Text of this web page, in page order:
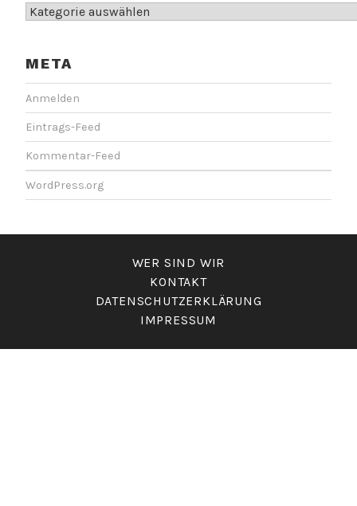
Kategorien
META
Anmelden
Eintrags-Feed
Kommentar-Feed
WordPress.org
WER SIND WIR
KONTAKT
DATENSCHUTZERKLÄRUNG
IMPRESSUM